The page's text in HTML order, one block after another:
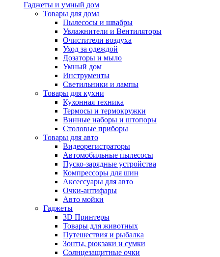
Гаджеты и умный дом
Товары для дома
Пылесосы и швабры
Увлажнители и Вентиляторы
Очистители воздуха
Уход за одеждой
Дозаторы и мыло
Умный дом
Инструменты
Светильники и лампы
Товары для кухни
Кухонная техника
Термосы и термокружки
Винные наборы и штопоры
Столовые приборы
Товары для авто
Видеорегистраторы
Автомобильные пылесосы
Пуско-зарядные устройства
Компрессоры для шин
Аксессуары для авто
Очки-антифары
Авто мойки
Гаджеты
3D Принтеры
Товары для животных
Путешествия и рыбалка
Зонты, рюкзаки и сумки
Солнцезащитные очки